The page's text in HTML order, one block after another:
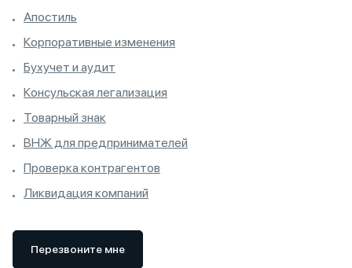
Апостиль
Корпоративные изменения
Бухучет и аудит
Консульская легализация
Товарный знак
ВНЖ для предпринимателей
Проверка контрагентов
Ликвидация компаний
Перезвоните мне